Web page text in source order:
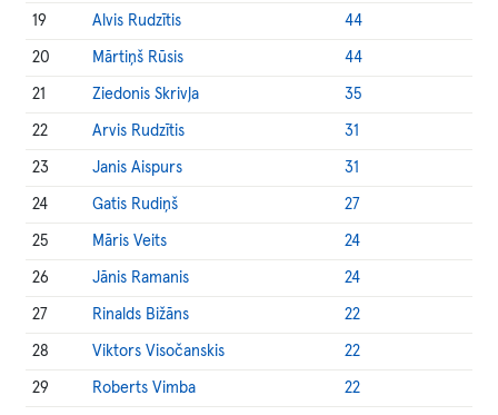
19 Alvis Rudzītis 44
20 Mārtiņš Rūsis 44
21 Ziedonis Skrivļa 35
22 Arvis Rudzītis 31
23 Janis Aispurs 31
24 Gatis Rudiņš 27
25 Māris Veits 24
26 Jānis Ramanis 24
27 Rinalds Bižāns 22
28 Viktors Visočanskis 22
29 Roberts Vimba 22